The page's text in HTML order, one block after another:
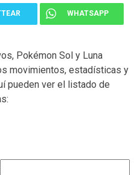
WHATSAPP
Pokémon Sol y Luna
movimientos, estadísticas y
pueden ver el listado de